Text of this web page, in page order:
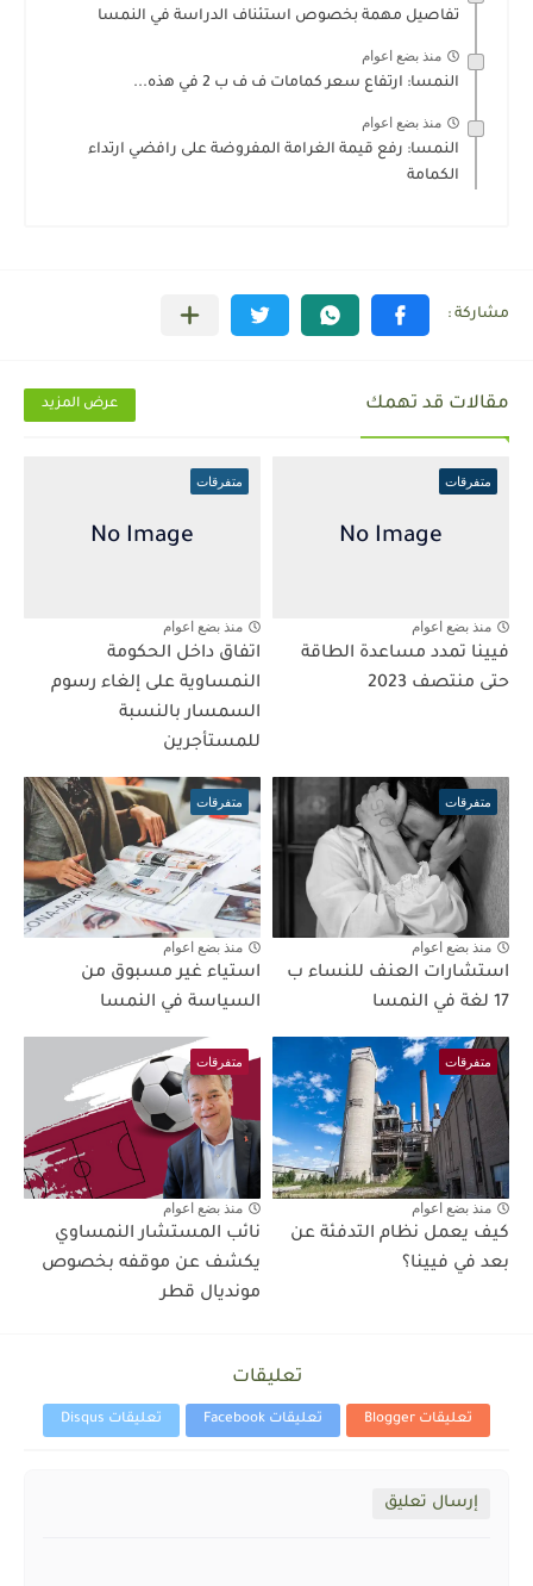
تفاصيل مهمة بخصوص استئناف الدراسة في النمسا
منذ بضع اعوام
النمسا: ارتفاع سعر كمامات ف ف ب 2 في هذه...
منذ بضع اعوام
النمسا: رفع قيمة الغرامة المفروضة على رافضي ارتداء
الكمامة
مقالات قد تهمك عرض المزيد
متفرقات
منذ بضع اعوام
فيينا تمدد مساعدة الطاقة
حتى منتصف 2023
متفرقات
منذ بضع اعوام
اتفاق داخل الحكومة
النمساوية على إلغاء رسوم
السمسار بالنسبة
للمستأجرين
متفرقات
منذ بضع اعوام
استشارات العنف للنساء ب
17 لغة في النمسا
متفرقات
منذ بضع اعوام
استياء غير مسبوق من
السياسة في النمسا
متفرقات
منذ بضع اعوام
كيف يعمل نظام التدفئة عن
بعد في فيينا؟
متفرقات
منذ بضع اعوام
نائب المستشار النمساوي
يكشف عن موقفه بخصوص
مونديال قطر
تعليقات
تعليقات Blogger تعليقات Facebook تعليقات Disqus
إرسال تعليق